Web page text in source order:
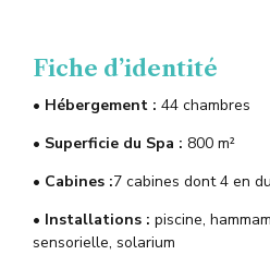
Fiche d’identité
• Hébergement : 44 chambres
• Superficie du Spa : 800 m²
• Cabines :7 cabines dont 4 en
• Installations : piscine,
sensorielle, solarium